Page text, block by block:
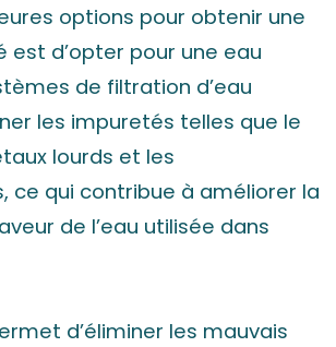
options pour obtenir une
est d’opter pour une eau
de filtration d’eau
les impuretés telles que le
lourds et les
ce qui contribue à améliorer la
de l’eau utilisée dans
d’éliminer les mauvais